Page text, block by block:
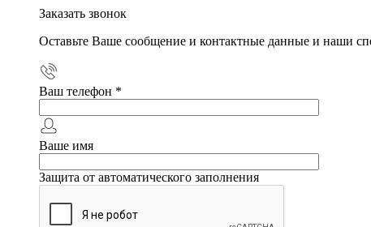
Заказать звонок
Оставьте Ваше сообщение и контактные данные и наши
Ваш телефон *
Ваше имя
Защита от автоматического заполнения